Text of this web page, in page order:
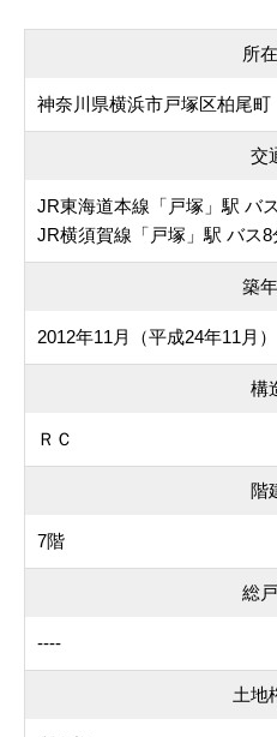
所
神奈川県横浜市戸塚区柏尾町
交
JR東海道本線「戸塚」駅 バ
JR横須賀線「戸塚」駅 バス
築
2012年11月（平成24年11月）
構
ＲＣ
階
7階
総
----
土地